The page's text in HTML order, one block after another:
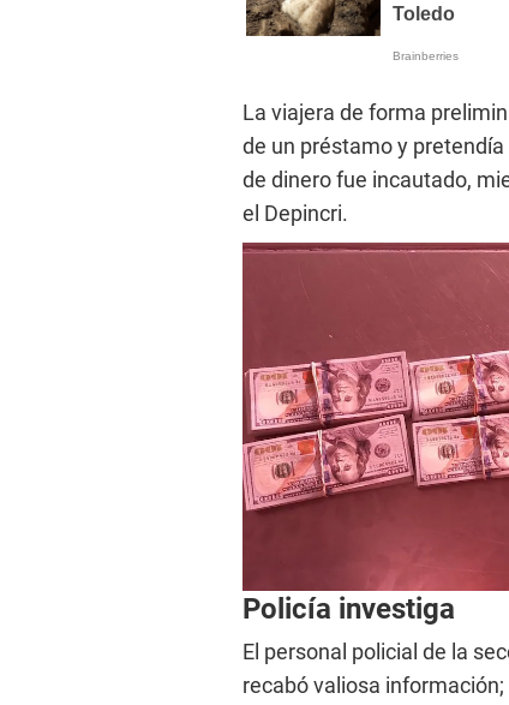
La viajera de forma
de un préstamo y
de dinero fue incautado,
el Depincri.
Policía investiga
El personal policial de la
recabó valiosa